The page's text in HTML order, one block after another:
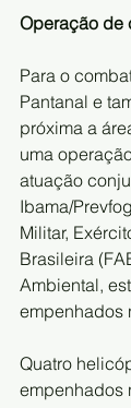
Operação de
Para o
Pantanal e
próxima a
uma
atuação
Ibama/
Militar,
Brasileira
Ambiental,
empenhados
Quatro
empenhados